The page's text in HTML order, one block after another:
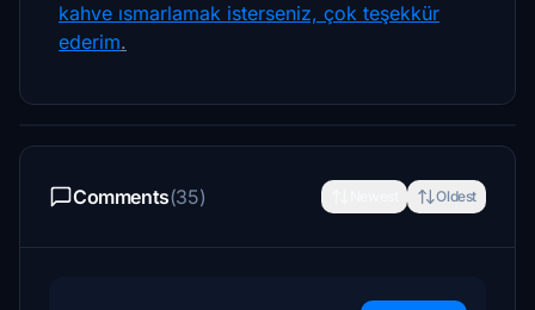
kahve ısmarlamak isterseniz, çok teşekkür
ederim.
Comments(35) Oldest